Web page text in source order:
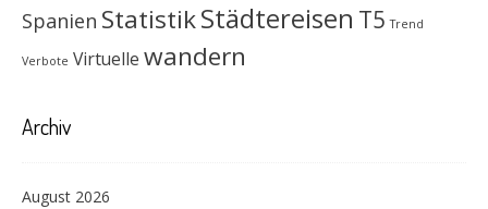
Spanien StatistikStädtereisen T5 Trend
Verbote Virtuelle wandern
Archiv
August 2026